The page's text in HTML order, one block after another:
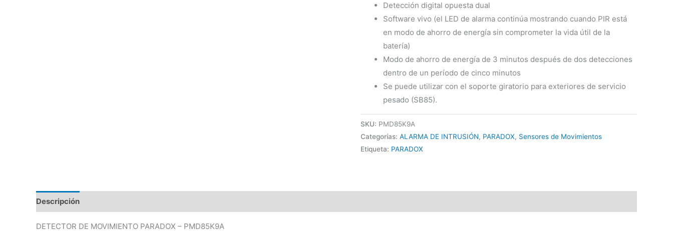
Detección digital opuesta dual
Software vivo (el LED de alarma continúa mostrando cuando PIR está
en modo de ahorro de energía sin comprometer la vida útil de la
batería)
Modo de ahorro de energía de 3 minutos después de dos detecciones
dentro de un período de cinco minutos
Se puede utilizar con el soporte giratorio para exteriores de servicio
pesado (SB85).
SKU: PMD85K9A
Categorías: ALARMA DE INTRUSIÓN, PARADOX, Sensores de Movimientos
Etiqueta: PARADOX
Descripción
DETECTOR DE MOVIMIENTO PARADOX – PMD85K9A